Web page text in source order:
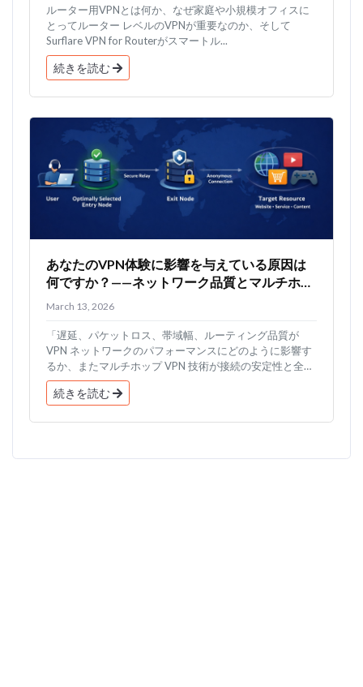
ルーター用VPNとは何か、なぜ家庭や小規模オフィスに
とってルーター レベルのVPNが重要なのか、そして
Surflare VPN for Routerがスマートル...
続きを読む
あなたのVPN体験に影響を与えている原因は
何ですか？——ネットワーク品質とマルチホッ
プVPN技術
March 13, 2026
「遅延、パケットロス、帯域幅、ルーティング品質が
VPN ネットワークのパフォーマンスにどのように影響す
るか、またマルチホップ VPN 技術が接続の安定性と全
体...
続きを読む